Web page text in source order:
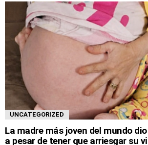
UNCATEGORIZED
La madre más joven del mundo
a pesar de tener que arriesgar su